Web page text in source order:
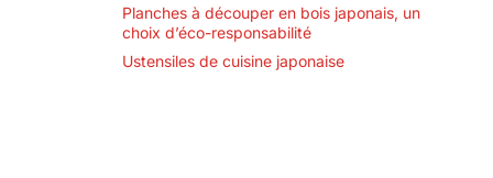
Planches à découper en bois japonais, un
choix d’éco-responsabilité
Ustensiles de cuisine japonaise